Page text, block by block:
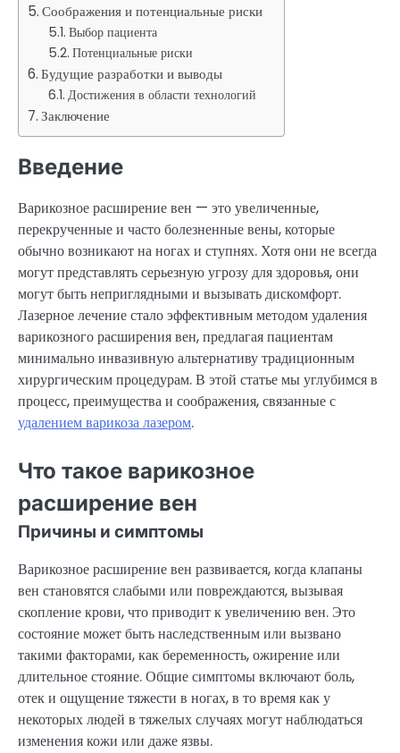
Соображения и потенциальные риски
Выбор пациента
Потенциальные риски
Будущие разработки и выводы
Достижения в области технологий
Заключение
Введение
Варикозное расширение вен — это увеличенные,
перекрученные и часто болезненные вены, которые
обычно возникают на ногах и ступнях. Хотя они не всегда
могут представлять серьезную угрозу для здоровья, они
могут быть неприглядными и вызывать дискомфорт.
Лазерное лечение стало эффективным методом удаления
варикозного расширения вен, предлагая пациентам
минимально инвазивную альтернативу традиционным
хирургическим процедурам. В этой статье мы углубимся в
процесс, преимущества и соображения, связанные с
удалением варикоза лазером.
Что такое варикозное
расширение вен
Причины и симптомы
Варикозное расширение вен развивается, когда клапаны
вен становятся слабыми или повреждаются, вызывая
скопление крови, что приводит к увеличению вен. Это
состояние может быть наследственным или вызвано
такими факторами, как беременность, ожирение или
длительное стояние. Общие симптомы включают боль,
отек и ощущение тяжести в ногах, в то время как у
некоторых людей в тяжелых случаях могут наблюдаться
изменения кожи или даже язвы.